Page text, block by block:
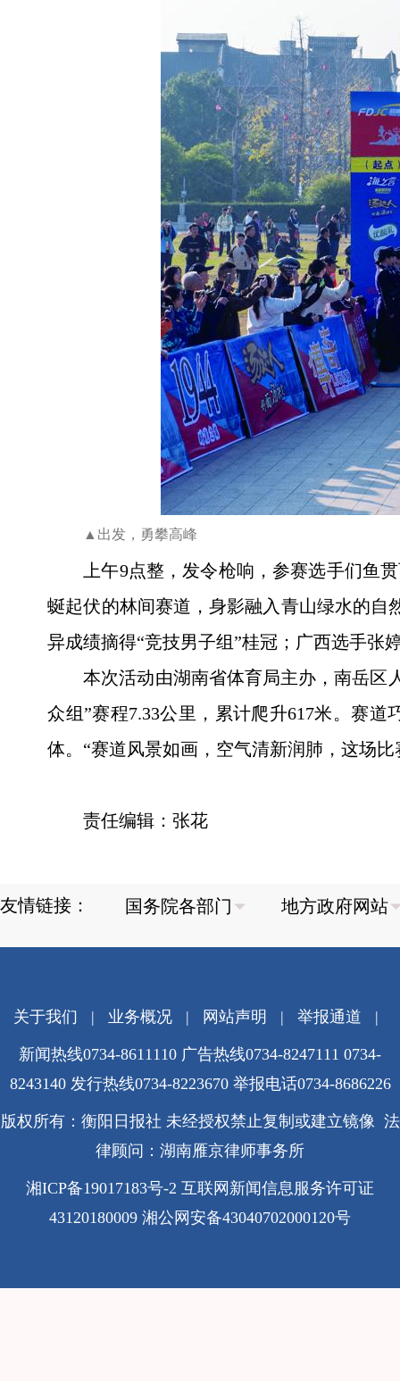
▲出发，勇攀高峰
上午9点整，发令枪响，参赛选手们鱼
蜒起伏的林间赛道，身影融入青山绿水的自
异成绩摘得“竞技男子组”桂冠；广西选手张
本次活动由湖南省体育局主办，南岳区
众组”赛程7.33公里，累计爬升617米。赛
体。“赛道风景如画，空气清新润肺，这场
责任编辑：张花
友情链接：
关于我们 | 业务概况| 网站声明 | 举报通道 |
新闻热线0734-8611110 广告热线0734-8247111 0734-
8243140 发行热线0734-8223670 举报电话0734-8686226
版权所有：衡阳日报社 未经授权禁止复制或建立镜像 法
律顾问：湖南雁京律师事务所
湘ICP备19017183号-2 互联网新闻信息服务许可证
43120180009 湘公网安备43040702000120号